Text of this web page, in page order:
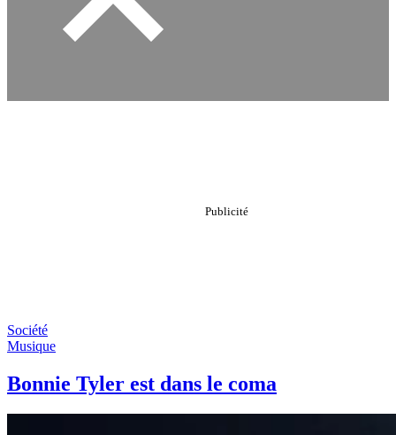
Société
Musique
Bonnie Tyler est dans le coma